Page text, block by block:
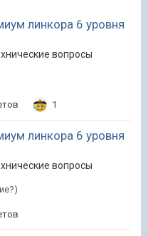
линкора 6 уровня
вопросы
1
линкора 6 уровня
вопросы